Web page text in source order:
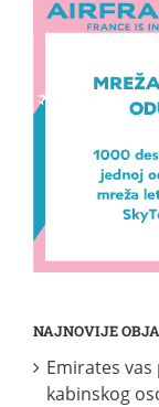
NAJNOVIJE
Emirates
kabinskog